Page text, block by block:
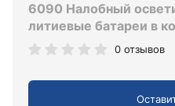
6090 Налобный
литиевые батареи в
0 отзывов